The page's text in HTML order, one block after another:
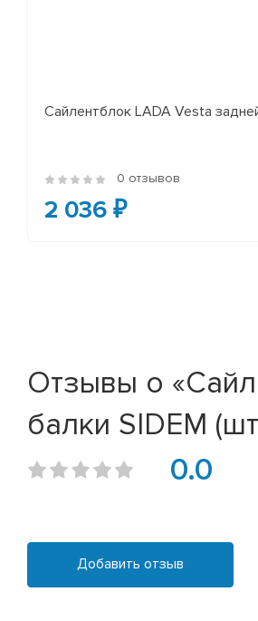
Сайлентблок LADA Vesta
0 отзывов
2 036 ₽
Отзывы о
балки SIDEM
0.0
Добавить отзыв